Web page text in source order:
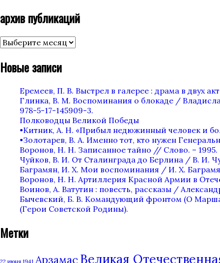
архив публикаций
архив
публикаций
Новые записи
Еремеев, П. В. Выстрел в галерее : драма в двух
Глинка, В. М. Воспоминания о блокаде /
978-5-17-145909-3.
Полководцы Великой Победы
•Китник, А. Н. «Прибыл недюжинный человек и
•Золотарев, В. А. Именно тот, кто нужен
Воронов, Н. Н. Записанное тайно // Слово. –
Чуйков, В. И. От Сталинграда до Берлина / В. И.
Баграмян, И. Х. Мои воспоминания / И. Х.
Воронов, Н. Н. Артиллерия Красной Армии в
Воинов, А. Ватутин : повесть, рассказы /
Бычевский, Б. В. Командующий фронтом (О
(Герои Советской Родины).
Метки
22 июня 1941 Арзамас Великая